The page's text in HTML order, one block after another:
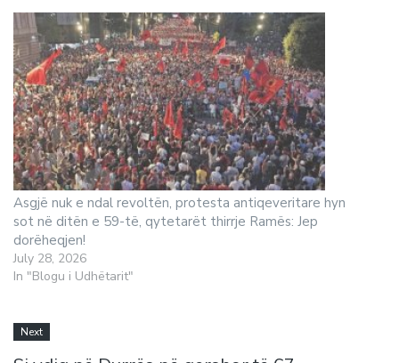
Asgjë nuk e ndal revoltën, protesta antiqeveritare hyn
sot në ditën e 59-të, qytetarët thirrje Ramës: Jep
dorëheqjen!
July 28, 2026
In "Blogu i Udhëtarit"
Next